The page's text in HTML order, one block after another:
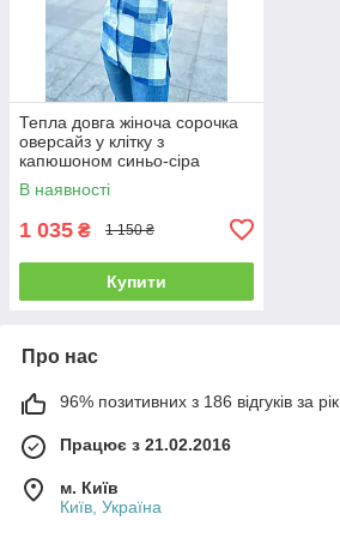
Тепла довга жіноча сорочка
оверсайз у клітку з
капюшоном синьо-сіра
В наявності
1 035 ₴ 1 150 ₴
Купити
Про нас
96% позитивних з 186 відгуків за рік
Працює з 21.02.2016
м. Київ
Київ, Україна